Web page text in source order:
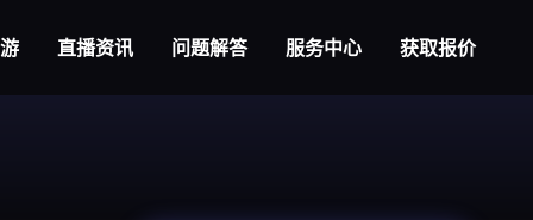
直播资讯 问题解答 服务中心 获取报价